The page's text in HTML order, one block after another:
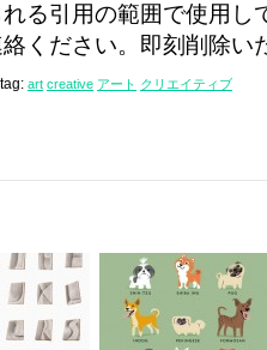
る引用の範囲で使用し
ください。即刻削除い
tag: art creative アート クリエイティブ